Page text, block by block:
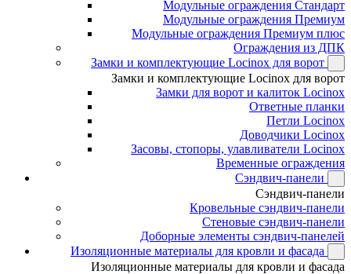
Модульные ограждения Стандарт
Модульные ограждения Премиум
Модульные ограждения Премиум плюс
Ограждения из ДПК
Замки и комплектующие Locinox для ворот
Замки и комплектующие Locinox для ворот
Замки для ворот и калиток Locinox
Ответные планки
Петли Locinox
Доводчики Locinox
Засовы, стопоры, улавливатели Locinox
Временные ограждения
Сэндвич-панели
Сэндвич-панели
Кровельные сэндвич-панели
Стеновые сэндвич-панели
Доборные элементы сэндвич-панелей
Изоляционные материалы для кровли и фасада
Изоляционные материалы для кровли и фасада